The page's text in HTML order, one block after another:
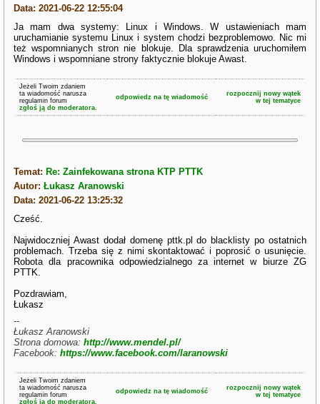
Data: 2021-06-22 12:55:04
Ja mam dwa systemy: Linux i Windows. W ustawieniach mam
uruchamianie systemu Linux i system chodzi bezproblemowo. Nic mi
też wspomnianych stron nie blokuje. Dla sprawdzenia uruchomiłem
Windows i wspomniane strony faktycznie blokuje Awast.
Jeżeli Twoim zdaniem
ta wiadomość narusza
regulamin forum
zgłoś ją do moderatora.
odpowiedz na tę wiadomość
rozpocznij nowy wątek
w tej tematyce
Temat: Re: Zainfekowana strona KTP PTTK
Autor:Łukasz Aranowski
Data: 2021-06-22 13:25:32
Cześć.
Najwidoczniej Awast dodał domenę pttk.pl do blacklisty po ostatnich
problemach. Trzeba się z nimi skontaktować i poprosić o usunięcie.
Robota dla pracownika odpowiedzialnego za internet w biurze ZG
PTTK.
Pozdrawiam,
Łukasz
--
Łukasz Aranowski
Strona domowa:http://www.mendel.pl/
Facebook:https://www.facebook.com/laranowski
Jeżeli Twoim zdaniem
ta wiadomość narusza
regulamin forum
zgłoś ją do moderatora.
odpowiedz na tę wiadomość
rozpocznij nowy wątek
w tej tematyce